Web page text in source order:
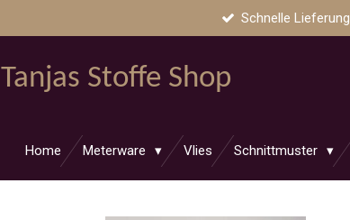
Schnelle Lieferung
Tanjas Stoffe Shop
Home Meterware Vlies Schnittmuster